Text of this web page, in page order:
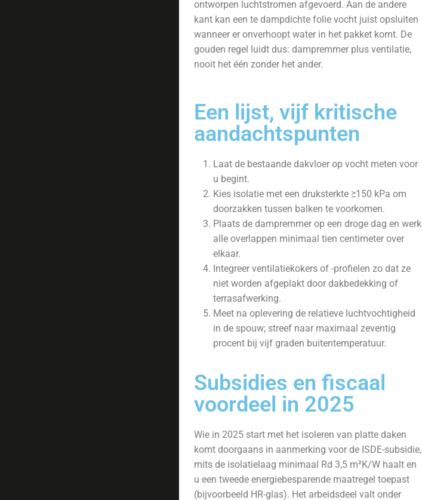
ontworpen luchtstromen afgevoerd. Aan de andere
kant kan een te dampdichte folie vocht juist opsluiten
wanneer er onverhoopt water in het pakket komt. De
gouden regel luidt dus: dampremmer plus ventilatie,
nooit het één zonder het ander.
Een lijst, vijf kritische
aandachtspunten
Laat de bestaande dakvloer op vocht meten voor
u begint.
Kies isolatie met een druksterkte ≥150 kPa om
doorzakken tussen balken te voorkomen.
Plaats de dampremmer op een droge dag en werk
alle overlappen minimaal tien centimeter over
elkaar.
Integreer ventilatiekokers of -profielen zo dat ze
niet worden afgeplakt door dakbedekking of
terrasafwerking.
Meet na oplevering de relatieve luchtvochtigheid
in de spouw; streef naar maximaal zeventig
procent bij vijf graden buitentemperatuur.
Subsidies en fiscaal
voordeel in 2025
Wie in 2025 start met het isoleren van platte daken
komt doorgaans in aanmerking voor de ISDE-subsidie,
mits de isolatielaag minimaal Rd 3,5 m²K/W haalt en
u een tweede energiebesparende maatregel toepast
(bijvoorbeeld HR-glas). Het arbeidsdeel valt onder